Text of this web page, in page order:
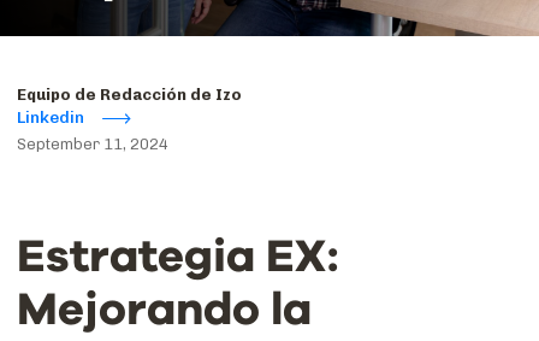
Equipo de Redacción de Izo
Linkedin
September 11, 2024
Estrategia EX:
Mejorando la